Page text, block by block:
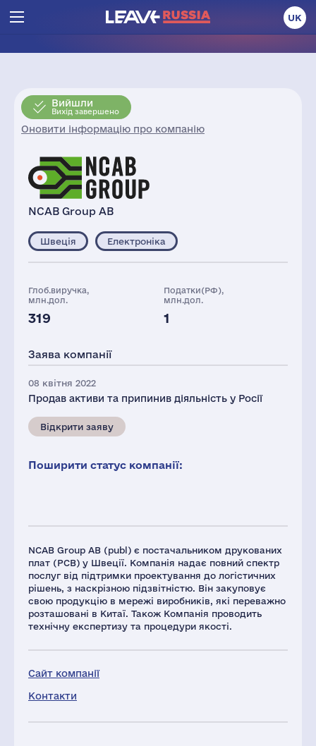
UK
Вийшли
Вихід завершено
Оновити інформацію про компанію
NCAB Group AB
NCAB Group AB (publ) є постачальником друкованих
плат (PCB) у Швеції. Компанія надає повний спектр
послуг від підтримки проектування до логістичних
рішень, з наскрізною підзвітністю. Він закуповує
свою продукцію в мережі виробників, які переважно
розташовані в Китаї. Також Компанія проводить
технічну експертизу та процедури якості.
Сайт компанії
Контакти
Швеція Електроніка
Глоб.виручка,
млн.дол.
319
Податки(РФ),
млн.дол.
1
Заява компанії
08 квітня 2022
Продав активи та припинив діяльність у Росії
Відкрити заяву
Поширити статус компанії: